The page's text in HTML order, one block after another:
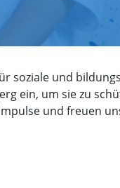
soziale und
ein, um sie zu
und freuen